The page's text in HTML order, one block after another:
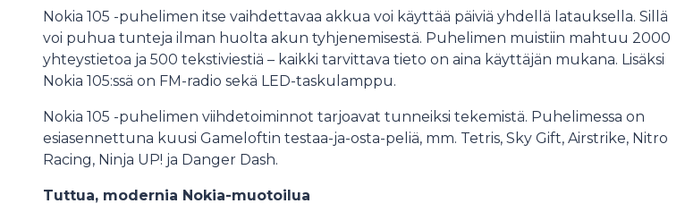
Nokia 105 -puhelimen itse vaihdettavaa akkua voi käyttää päiviä yhdellä latauksella. Sillä
voi puhua tunteja ilman huolta akun tyhjenemisestä. Puhelimen muistiin mahtuu 2000
yhteystietoa ja 500 tekstiviestiä – kaikki tarvittava tieto on aina käyttäjän mukana. Lisäksi
Nokia 105:ssä on FM-radio sekä LED-taskulamppu.
Nokia 105 -puhelimen viihdetoiminnot tarjoavat tunneiksi tekemistä. Puhelimessa on
esiasennettuna kuusi Gameloftin testaa-ja-osta-peliä, mm. Tetris, Sky Gift, Airstrike, Nitro
Racing, Ninja UP! ja Danger Dash.
Tuttua, modernia Nokia-muotoilua